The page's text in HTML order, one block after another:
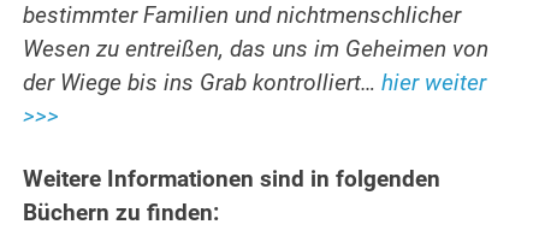
bestimmter Familien und nichtmenschlicher
Wesen zu entreißen, das uns im Geheimen von
der Wiege bis ins Grab kontrolliert…hier weiter
>>>
Weitere Informationen sind in folgenden
Büchern zu finden: